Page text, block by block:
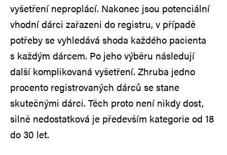
vyšetření neproplácí. Nakonec jsou potenciální
vhodní dárci zařazeni do registru, v případě
potřeby se vyhledává shoda každého pacienta
s každým dárcem. Po jeho výběru následují
další komplikovaná vyšetření. Zhruba jedno
procento registrovaných dárců se stane
skutečnými dárci. Těch proto není nikdy dost,
silně nedostatková je především kategorie od 18
do 30 let.